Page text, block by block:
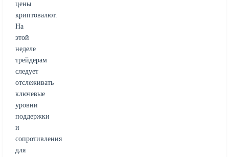
цены
криптовалют.
На
этой
неделе
трейдерам
следует
отслеживать
ключевые
уровни
поддержки
и
сопротивления
для